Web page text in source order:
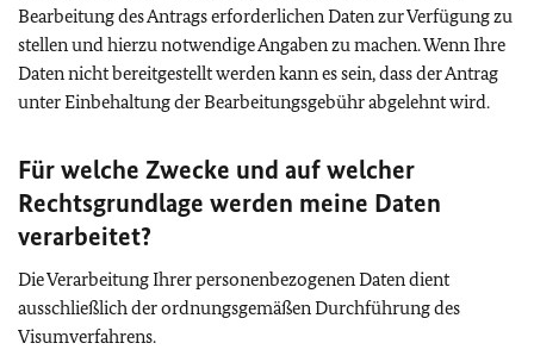
Bearbeitung des Antrags erforderlichen Daten zur Verfügung zu
stellen und hierzu notwendige Angaben zu machen. Wenn Ihre
Daten nicht bereitgestellt werden kann es sein, dass der Antrag
unter Einbehaltung der Bearbeitungsgebühr abgelehnt wird.
Für welche Zwecke und auf welcher
Rechtsgrundlage werden meine Daten
verarbeitet?
Die Verarbeitung Ihrer personenbezogenen Daten dient
ausschließlich der ordnungsgemäßen Durchführung des
Visumverfahrens.